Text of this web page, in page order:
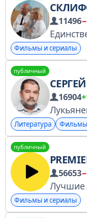
11496
Фильмы и сериалы
публичный
16904
Литература Фильмы
публичный
56653
Фильмы и сериалы